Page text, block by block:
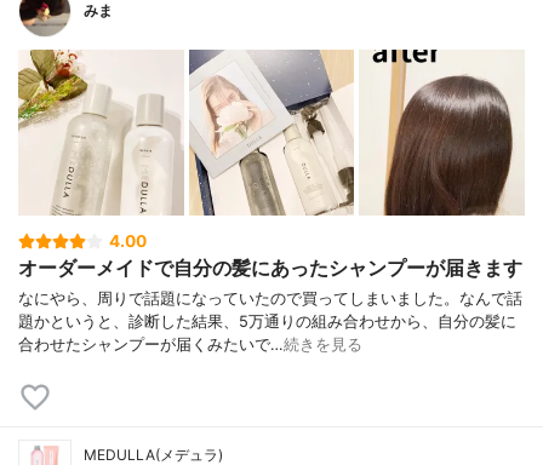
みま
4.00
オーダーメイドで自分の髪にあったシャンプーが届きます
なにやら、周りで話題になっていたので買ってしまいました。なんで話
題かというと、診断した結果、5万通りの組み合わせから、自分の髪に
合わせたシャンプーが届くみたいで…続きを見る
MEDULLA(メデュラ)